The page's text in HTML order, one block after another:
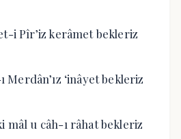
i Pîr’iz kerâmet bekleriz
Merdân’ız ‘inâyet bekleriz
mâl u câh-ı râhat bekleriz